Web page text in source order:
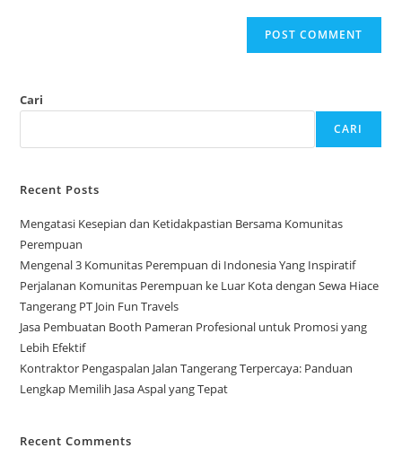
Cari
CARI
Recent Posts
Mengatasi Kesepian dan Ketidakpastian Bersama Komunitas
Perempuan
Mengenal 3 Komunitas Perempuan di Indonesia Yang Inspiratif
Perjalanan Komunitas Perempuan ke Luar Kota dengan Sewa Hiace
Tangerang PT Join Fun Travels
Jasa Pembuatan Booth Pameran Profesional untuk Promosi yang
Lebih Efektif
Kontraktor Pengaspalan Jalan Tangerang Terpercaya: Panduan
Lengkap Memilih Jasa Aspal yang Tepat
Recent Comments